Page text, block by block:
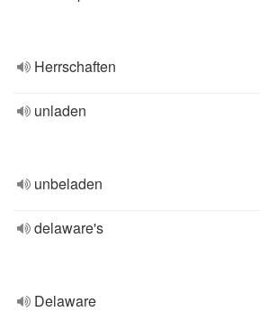
Herrschaften
unladen
unbeladen
delaware's
Delaware